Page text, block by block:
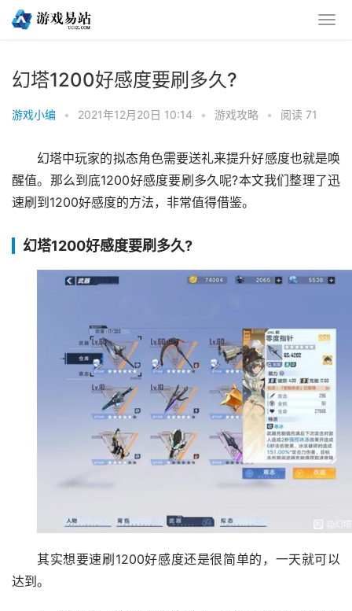
幻塔1200好感度要刷多久?
游戏小编 • 2021年12月20日 10:14 • 游戏攻略 • 阅读 71
幻塔中玩家的拟态角色需要送礼来提升好感度也就是唤
醒值。那么到底1200好感度要刷多久呢?本文我们整理了迅
速刷到1200好感度的方法，非常值得借鉴。
幻塔1200好感度要刷多久?
其实想要速刷1200好感度还是很简单的，一天就可以
达到。